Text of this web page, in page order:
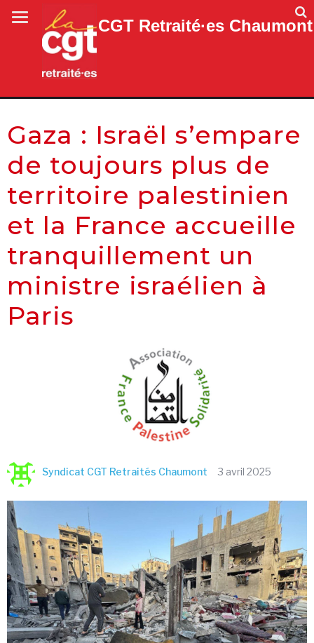
CGT Retraité·es Chaumont
Gaza : Israël s’empare
de toujours plus de
territoire palestinien
et la France accueille
tranquillement un
ministre israélien à
Paris
Syndicat CGT Retraités Chaumont 3 avril 2025